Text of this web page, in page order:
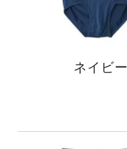
ネイビー